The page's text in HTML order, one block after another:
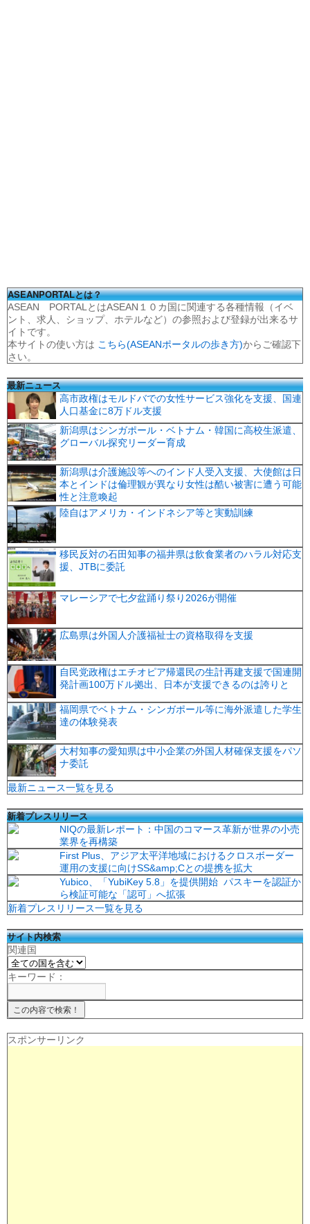
ASEANPORTALとは？
ASEAN PORTALとはASEAN１０カ国に関連する各種情報（イベ
ント、求人、ショップ、ホテルなど）の参照および登録が出来るサ
イトです。
本サイトの使い方は こちら(ASEANポータルの歩き方)からご確認下
さい。
最新ニュース
高市政権はモルドバでの女性サービス強化を支援、国連
人口基金に8万ドル支援
新潟県はシンガポール・ベトナム・韓国に高校生派遣、
グローバル探究リーダー育成
新潟県は介護施設等へのインド人受入支援、大使館は日
本とインドは倫理観が異なり女性は酷い被害に遭う可能
性と注意喚起
陸自はアメリカ・インドネシア等と実動訓練
移民反対の石田知事の福井県は飲食業者のハラル対応支
援、JTBに委託
マレーシアで七夕盆踊り祭り2026が開催
広島県は外国人介護福祉士の資格取得を支援
自民党政権はエチオピア帰還民の生計再建支援で国連開
発計画100万ドル拠出、日本が支援できるのは誇りと
福岡県でベトナム・シンガポール等に海外派遣した学生
達の体験発表
大村知事の愛知県は中小企業の外国人材確保支援をパソ
ナ委託
最新ニュース一覧を見る
新着プレスリリース
NIQの最新レポート：中国のコマース革新が世界の小売
業界を再構築
First Plus、アジア太平洋地域におけるクロスボーダー
運用の支援に向けSS&amp;Cとの提携を拡大
Yubico、「YubiKey 5.8」を提供開始 パスキーを認証か
ら検証可能な「認可」へ拡張
新着プレスリリース一覧を見る
サイト内検索
関連国
キーワード：
スポンサーリンク